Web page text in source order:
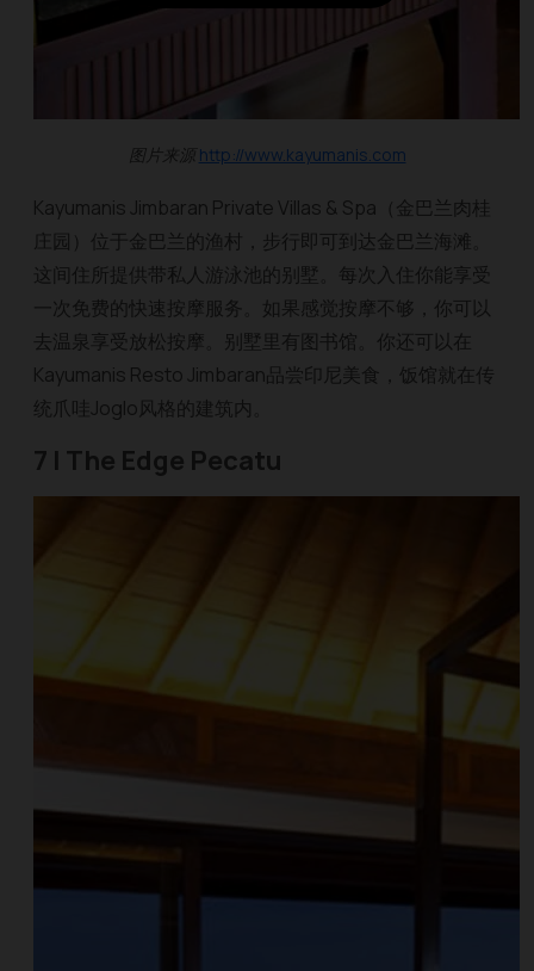
图片来源 http://www.kayumanis.com
Kayumanis Jimbaran Private Villas & Spa（金巴兰肉桂
庄园）位于金巴兰的渔村，步行即可到达金巴兰海滩。
这间住所提供带私人游泳池的别墅。每次入住你能享受
一次免费的快速按摩服务。如果感觉按摩不够，你可以
去温泉享受放松按摩。别墅里有图书馆。你还可以在
Kayumanis Resto Jimbaran品尝印尼美食，饭馆就在传
统爪哇Joglo风格的建筑内。
7 | The Edge Pecatu